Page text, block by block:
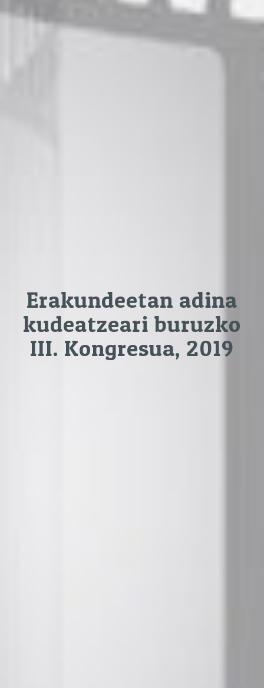
Erakundeetan adina
kudeatzeari buruzko
III. Kongresua, 2019